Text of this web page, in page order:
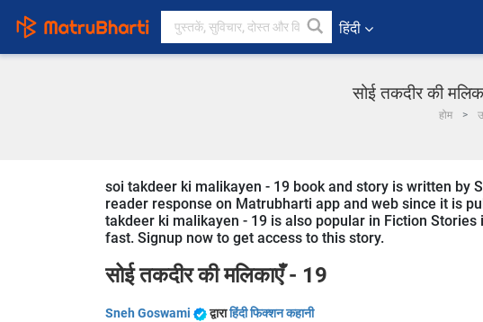
हिंदी
सोई तकदीर की
होम
soi takdeer ki malikayen - 19 book and story is written by
reader response on Matrubharti app and web since it is
takdeer ki malikayen - 19 is also popular in Fiction
fast. Signup now to get access to this story.
सोई तकदीर की मलिकाएँ - 19
Sneh Goswami द्वाराहिंदी फिक्शन कहानी